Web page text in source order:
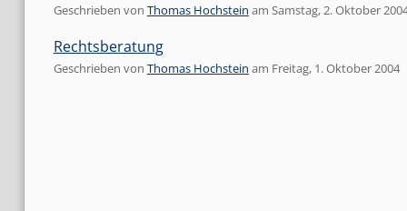
Geschrieben von Thomas Hochstein am Samstag, 2. Oktober
Rechtsberatung
Geschrieben von Thomas Hochstein am Freitag, 1. Oktober 2004